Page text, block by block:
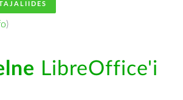
)
LibreOffice'i